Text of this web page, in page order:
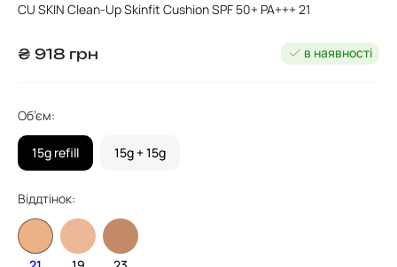
CU SKIN Clean-Up Skinfit Cushion SPF 50+ PA+++ 21
₴ 918 грн в наявності
Об’єм:
15g refill 15g + 15g
Віддтінок: